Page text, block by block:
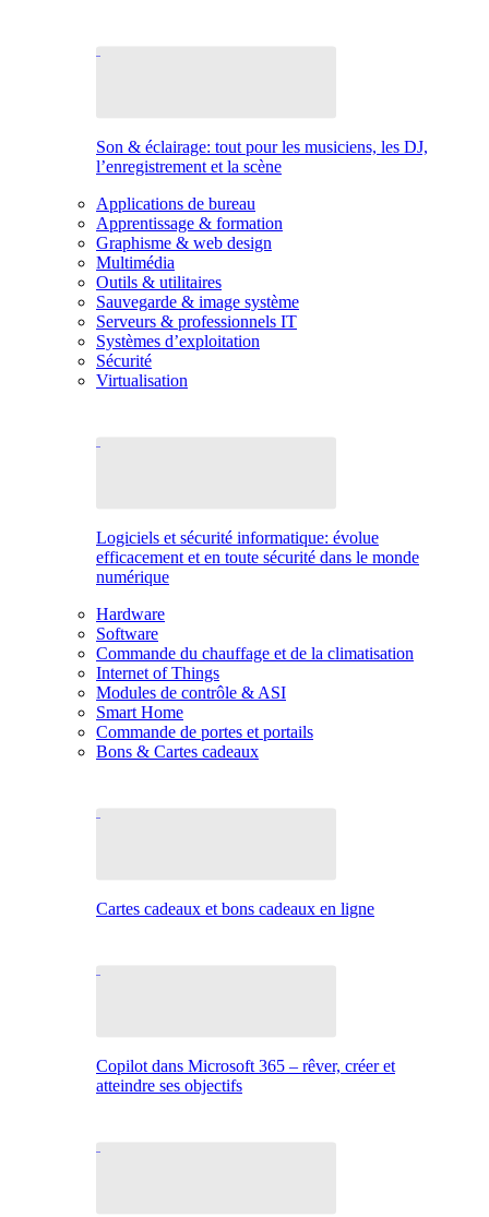
Son & éclairage: tout pour les musiciens, les DJ,
l’enregistrement et la scène
Applications de bureau
Apprentissage & formation
Graphisme & web design
Multimédia
Outils & utilitaires
Sauvegarde & image système
Serveurs & professionnels IT
Systèmes d’exploitation
Sécurité
Virtualisation
Logiciels et sécurité informatique: évolue
efficacement et en toute sécurité dans le monde
numérique
Hardware
Software
Commande du chauffage et de la climatisation
Internet of Things
Modules de contrôle & ASI
Smart Home
Commande de portes et portails
Bons & Cartes cadeaux
Cartes cadeaux et bons cadeaux en ligne
Copilot dans Microsoft 365 – rêver, créer et
atteindre ses objectifs